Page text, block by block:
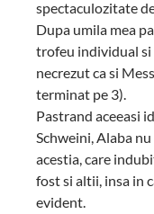
spectaculozitate
Dupa umila mea
trofeu individual si
necrezut ca si
terminat pe 3).
Pastrand aceeasi
Schweini, Alaba
acestia, care
fost si altii, insa in
evident.